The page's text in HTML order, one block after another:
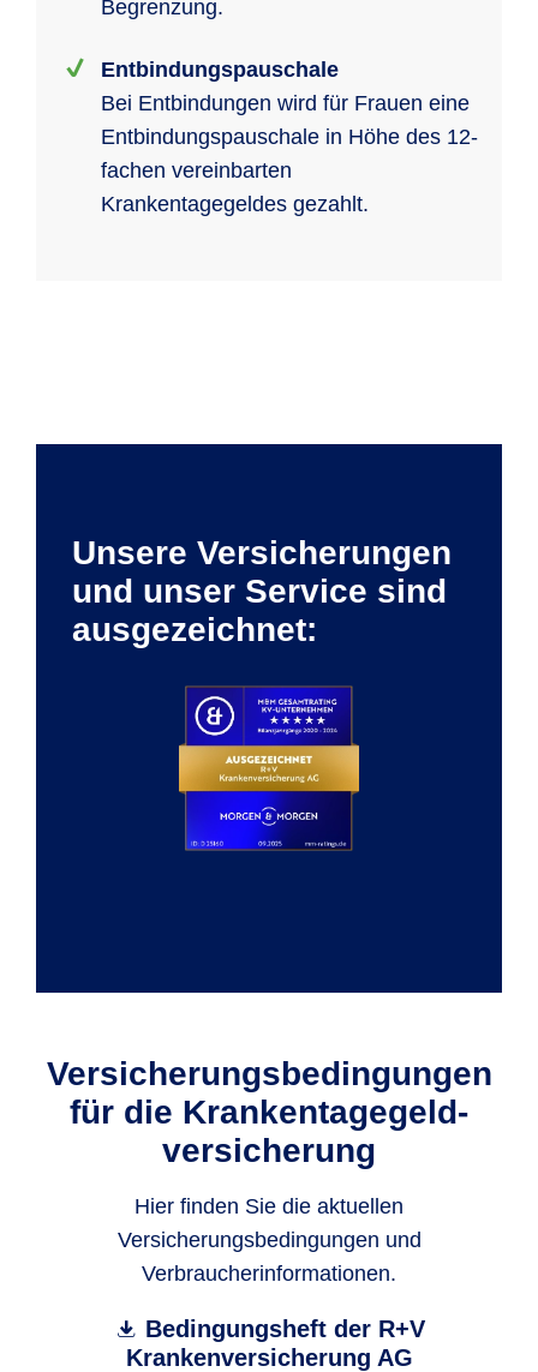
Begrenzung.
Entbindungspauschale
Bei Entbindungen wird für Frauen eine
Entbindungspauschale in Höhe des 12-
fachen vereinbarten
Krankentagegeldes gezahlt.
Unsere Versicherungen
und unser Service sind
ausgezeichnet:
Versicherungs­bedingungen
für die Krankentagegeld­
versicherung
Hier finden Sie die aktuellen
Versicherungsbedingungen und
Verbraucherinformationen.
Bedingungsheft der R+V
Krankenversicherung AG